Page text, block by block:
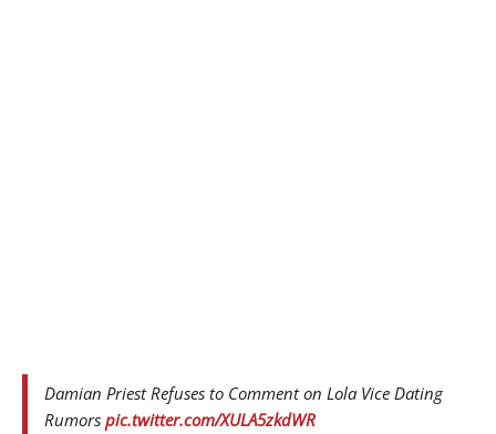
Damian Priest Refuses to Comment on Lola Vice Dating
Rumors pic.twitter.com/XULA5zkdWR